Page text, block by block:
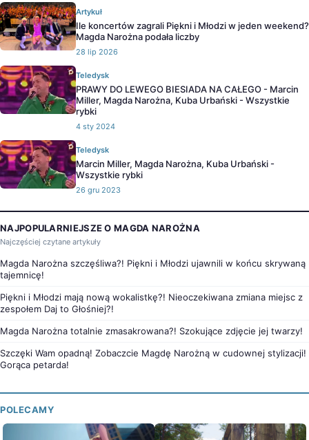
Artykuł
Ile koncertów zagrali Piękni i Młodzi w jeden weekend?
Magda Narożna podała liczby
28 lip 2026
Teledysk
PRAWY DO LEWEGO BIESIADA NA CAŁEGO - Marcin
Miller, Magda Narożna, Kuba Urbański - Wszystkie
rybki
4 sty 2024
Teledysk
Marcin Miller, Magda Narożna, Kuba Urbański -
Wszystkie rybki
26 gru 2023
NAJPOPULARNIEJSZE O MAGDA NAROŻNA
Najczęściej czytane artykuły
Magda Narożna szczęśliwa?! Piękni i Młodzi ujawnili w końcu skrywaną
tajemnicę!
Piękni i Młodzi mają nową wokalistkę?! Nieoczekiwana zmiana miejsc z
zespołem Daj to Głośniej?!
Magda Narożna totalnie zmasakrowana?! Szokujące zdjęcie jej twarzy!
Szczęki Wam opadną! Zobaczcie Magdę Narożną w cudownej stylizacji!
Gorąca petarda!
POLECAMY